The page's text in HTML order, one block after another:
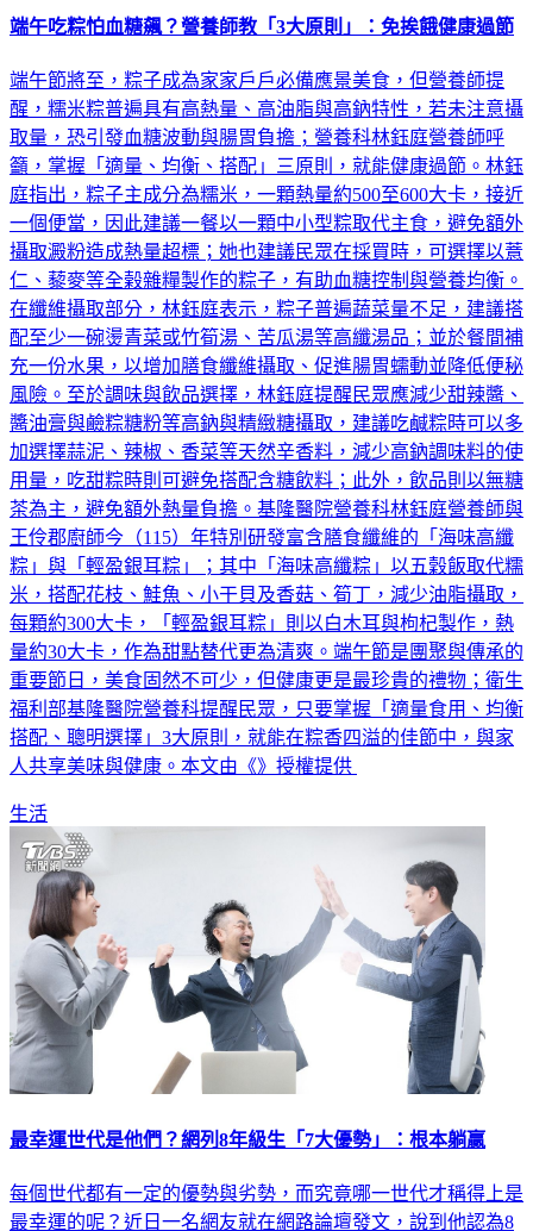
端午吃粽怕血糖飆？營養師教「3大原則」：免挨餓健康過節
端午節將至，粽子成為家家戶戶必備應景美食，但營養師提
醒，糯米粽普遍具有高熱量、高油脂與高鈉特性，若未注意攝
取量，恐引發血糖波動與腸胃負擔；營養科林鈺庭營養師呼
籲，掌握「適量、均衡、搭配」三原則，就能健康過節。林鈺
庭指出，粽子主成分為糯米，一顆熱量約500至600大卡，接近
一個便當，因此建議一餐以一顆中小型粽取代主食，避免額外
攝取澱粉造成熱量超標；她也建議民眾在採買時，可選擇以薏
仁、藜麥等全榖雜糧製作的粽子，有助血糖控制與營養均衡。
在纖維攝取部分，林鈺庭表示，粽子普遍蔬菜量不足，建議搭
配至少一碗燙青菜或竹筍湯、苦瓜湯等高纖湯品；並於餐間補
充一份水果，以增加膳食纖維攝取、促進腸胃蠕動並降低便秘
風險。至於調味與飲品選擇，林鈺庭提醒民眾應減少甜辣醬、
醬油膏與鹼粽糖粉等高鈉與精緻糖攝取，建議吃鹹粽時可以多
加選擇蒜泥、辣椒、香菜等天然辛香料，減少高鈉調味料的使
用量，吃甜粽時則可避免搭配含糖飲料；此外，飲品則以無糖
茶為主，避免額外熱量負擔。基隆醫院營養科林鈺庭營養師與
王伶郡廚師今（115）年特別研發富含膳食纖維的「海味高纖
粽」與「輕盈銀耳粽」；其中「海味高纖粽」以五穀飯取代糯
米，搭配花枝、鮭魚、小干貝及香菇、筍丁，減少油脂攝取，
每顆約300大卡，「輕盈銀耳粽」則以白木耳與枸杞製作，熱
量約30大卡，作為甜點替代更為清爽。端午節是團聚與傳承的
重要節日，美食固然不可少，但健康更是最珍貴的禮物；衛生
福利部基隆醫院營養科提醒民眾，只要掌握「適量食用、均衡
搭配、聰明選擇」3大原則，就能在粽香四溢的佳節中，與家
人共享美味與健康。本文由《》授權提供
生活
最幸運世代是他們？網列8年級生「7大優勢」：根本躺贏
每個世代都有一定的優勢與劣勢，而究竟哪一世代才稱得上是
最幸運的呢？近日一名網友就在網路論壇發文，說到他認為8